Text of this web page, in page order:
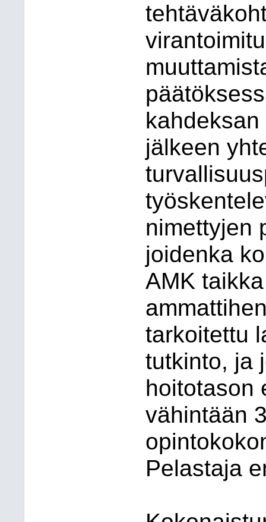
jälkeen
nimettyjen
joidenka
AMK
tarkoitettu
tutkinto, ja
hoitotason
vähintään
Pelastaja